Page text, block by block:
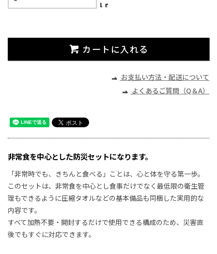
カートに入れる
お支払い方法・配送について
よくあるご質問（Q＆A）
非常食を中心とした防災セットになります。
「非常時でも、きちんと食べる」ことは、心と体を守る第一歩。
このセットは、非常食を中心とし食事だけでなく最低限の衛生管
理もできるように圧縮タオルなどの基本備品も同梱した実用的な
内容です。
すべて加熱不要・開封するだけで使用できる構成のため、災害直
後でもすぐに対応できます。